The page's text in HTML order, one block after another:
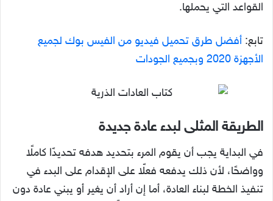
القواعد التي يحملها.
تابع: أفضل طرق تحميل فيديو من الفيس بوك لجميع
الأجهزة 2020 وبجميع الجودات
الطريقة المثلى لبدء عادة جديدة
في البداية يجب أن يقوم المرء بتحديد هدفه تحديدًا كاملًا
وواضحًا، لأن ذلك يدفعه فعلًا على الإقدام على البدء في
تنفيذ الخطة لبناء العادة، أما إن أراد أن يغير أو يبني عادة دون